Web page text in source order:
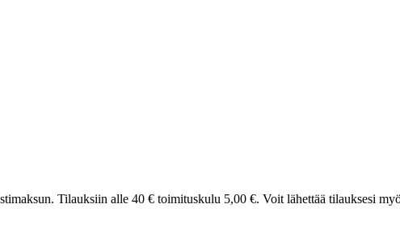
Tilauksiin alle 40 € toimituskulu 5,00 €. Voit lähettää tilauksesi